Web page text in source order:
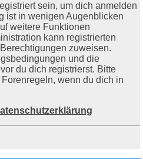
sein, um dich anmelden
ist in wenigen Augenblicken
weitere Funktionen
kann registrierten
zuweisen.
und die
du dich registrierst. Bitte
wenn du dich in